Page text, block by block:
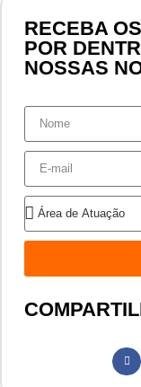
RECEBA
POR
NOSSAS